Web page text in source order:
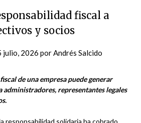
fiscal a
y socios
julio, 2026 porAndrés Salcido
de una empresa puede generar
administradores, representantes legales